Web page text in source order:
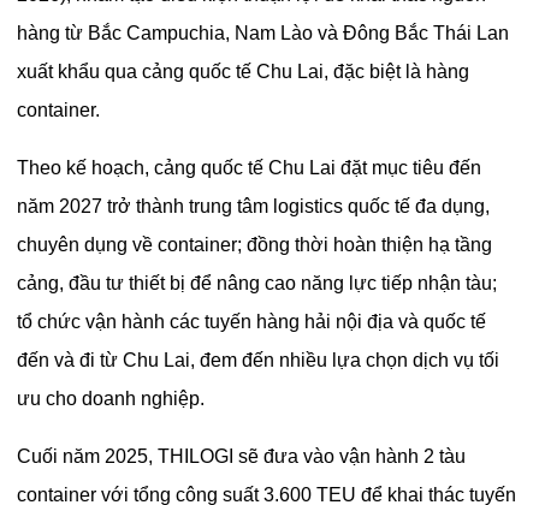
hàng từ Bắc Campuchia, Nam Lào và Đông Bắc Thái Lan
xuất khẩu qua cảng quốc tế Chu Lai, đặc biệt là hàng
container.
Theo kế hoạch, cảng quốc tế Chu Lai đặt mục tiêu đến
năm 2027 trở thành trung tâm logistics quốc tế đa dụng,
chuyên dụng về container; đồng thời hoàn thiện hạ tầng
cảng, đầu tư thiết bị để nâng cao năng lực tiếp nhận tàu;
tổ chức vận hành các tuyến hàng hải nội địa và quốc tế
đến và đi từ Chu Lai, đem đến nhiều lựa chọn dịch vụ tối
ưu cho doanh nghiệp.
Cuối năm 2025, THILOGI sẽ đưa vào vận hành 2 tàu
container với tổng công suất 3.600 TEU để khai thác tuyến